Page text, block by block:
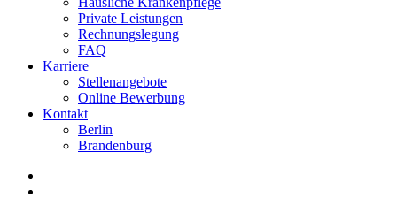
Private Leistungen
Rechnungslegung
FAQ
Karriere
Stellenangebote
Online Bewerbung
Kontakt
Berlin
Brandenburg